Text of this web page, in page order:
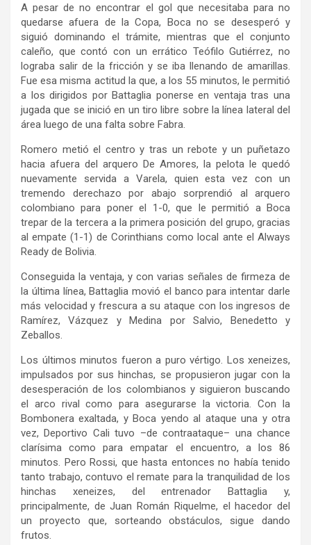
A pesar de no encontrar el gol que necesitaba para no
quedarse afuera de la Copa, Boca no se desesperó y
siguió dominando el trámite, mientras que el conjunto
caleño, que contó con un errático Teófilo Gutiérrez, no
lograba salir de la fricción y se iba llenando de amarillas.
Fue esa misma actitud la que, a los 55 minutos, le permitió
a los dirigidos por Battaglia ponerse en ventaja tras una
jugada que se inició en un tiro libre sobre la línea lateral del
área luego de una falta sobre Fabra.
Romero metió el centro y tras un rebote y un puñetazo
hacia afuera del arquero De Amores, la pelota le quedó
nuevamente servida a Varela, quien esta vez con un
tremendo derechazo por abajo sorprendió al arquero
colombiano para poner el 1-0, que le permitió a Boca
trepar de la tercera a la primera posición del grupo, gracias
al empate (1-1) de Corinthians como local ante el Always
Ready de Bolivia.
Conseguida la ventaja, y con varias señales de firmeza de
la última línea, Battaglia movió el banco para intentar darle
más velocidad y frescura a su ataque con los ingresos de
Ramírez, Vázquez y Medina por Salvio, Benedetto y
Zeballos.
Los últimos minutos fueron a puro vértigo. Los xeneizes,
impulsados por sus hinchas, se propusieron jugar con la
desesperación de los colombianos y siguieron buscando
el arco rival como para asegurarse la victoria. Con la
Bombonera exaltada, y Boca yendo al ataque una y otra
vez, Deportivo Cali tuvo –de contraataque– una chance
clarísima como para empatar el encuentro, a los 86
minutos. Pero Rossi, que hasta entonces no había tenido
tanto trabajo, contuvo el remate para la tranquilidad de los
hinchas xeneizes, del entrenador Battaglia y,
principalmente, de Juan Román Riquelme, el hacedor del
un proyecto que, sorteando obstáculos, sigue dando
frutos.